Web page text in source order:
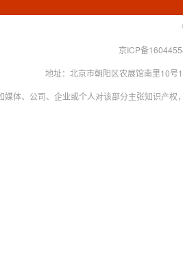
京ICP备
地址：北京市朝阳区农展馆南里10
媒体、公司、企业或个人对该部分主张知识产